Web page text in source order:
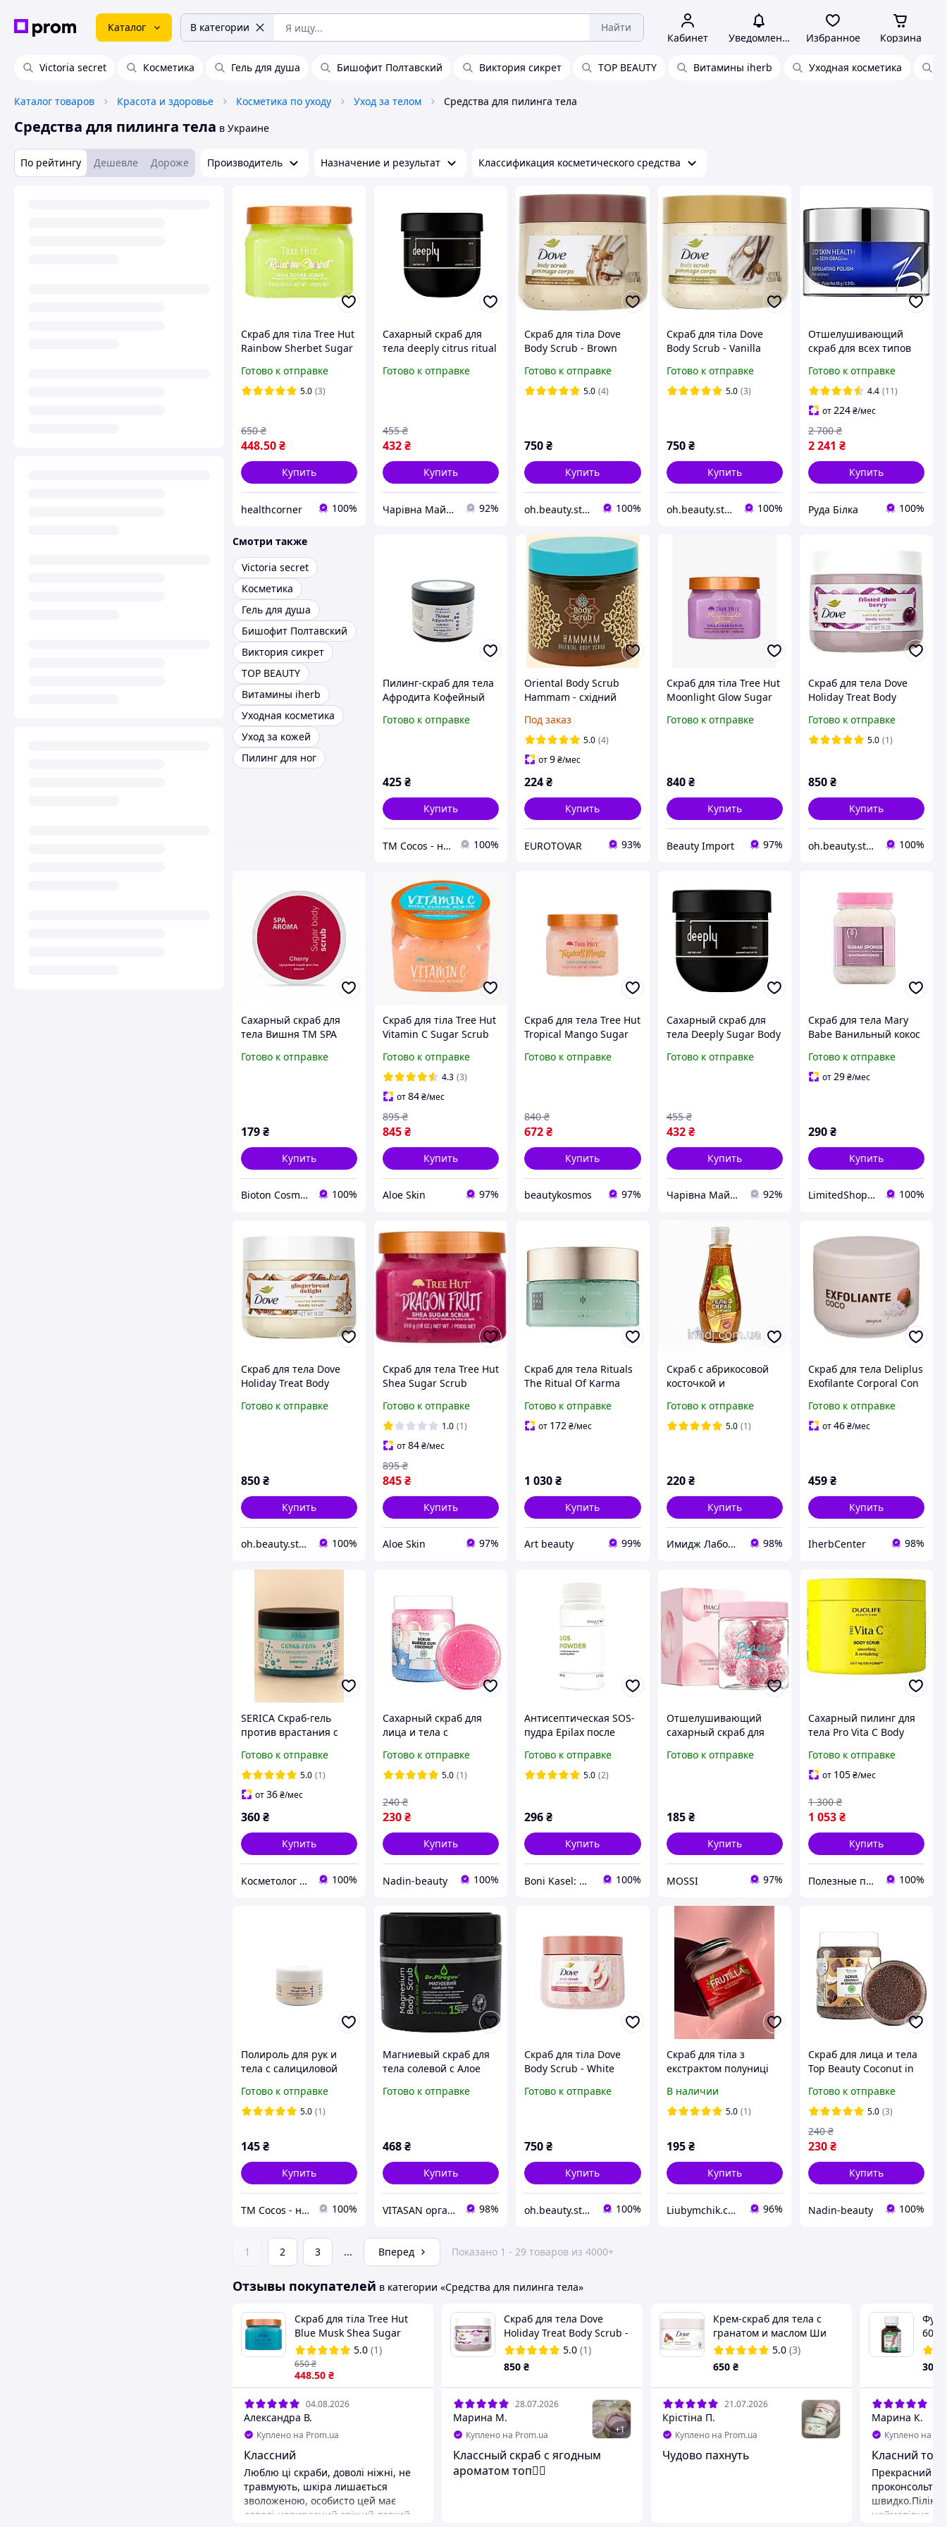
Каталог В категории Найти
Кабинет Уведомления Избранное Корзина
Victoria secret Косметика Гель для душа Бишофит Полтавский Виктория сикрет TOP BEAUTY Витамины iherb Уходная косметика
Каталог товаров Красота и здоровье Косметика по уходу Уход за телом Средства для пилинга тела
Средства для пилинга тела в Украине
По рейтингу Дешевле Дороже Производитель Назначение и результат Классификация косметического средства
Скраб для тіла Tree Hut
Rainbow Sherbet Sugar
Готово к отправке
5.0 (3)
448.50₴
650 ₴
Купить
healthcorner 100%
Сахарный скраб для
тела deeply citrus ritual
отшелушивания и
Готово к отправке
432₴
455 ₴
Купить
Чарівна Майстерня 92%
Скраб для тіла Dove
Body Scrub - Brown
Готово к отправке
5.0 (4)
750₴
Купить
oh.beauty.store 100%
Скраб для тіла Dove
Body Scrub - Vanilla
Готово к отправке
5.0 (3)
750 ₴
Купить
oh.beauty.store 100%
Отшелушивающий
скраб для всех типов
Exfoliating Polish 65 г ||
OBAGI
Готово к отправке
4.4 (11)
от224₴/мес
2 241 ₴
2 700 ₴
Купить
Руда Білка 100%
Смотри также
Victoria secret
Косметика
Гель для душа
Бишофит Полтавский
Виктория сикрет
TOP BEAUTY
Витамины iherb
Уходная косметика
Уход за кожей
Пилинг для ног
Пилинг-скраб для тела
Афродита Кофейный
для тела ТМ Cocos
Готово к отправке
425₴
Купить
ТМ Cocos - натуральная косметика и бытовая химия 100%
Oriental Body Scrub
Hammam - східний
очищення 500г
Под заказ
5.0 (4)
от9₴/мес
224₴
Купить
EUROTOVAR 93%
Скраб для тіла Tree Hut
Moonlight Glow Sugar
Готово к отправке
840 ₴
Купить
Beauty Import 97%
Скраб для тела Dove
Holiday Treat Body
Berry
Готово к отправке
5.0 (1)
850₴
Купить
oh.beauty.store 100%
Сахарный скраб для
тела Вишня ТМ SPA
Готово к отправке
179₴
Купить
Bioton Cosmetics 100%
Скраб для тіла Tree Hut
Vitamin C Sugar Scrub
Готово к отправке
4.3 (3)
от84₴/мес
845₴
895 ₴
Купить
Aloe Skin 97%
Скраб для тела Tree Hut
Tropical Mango Sugar
Готово к отправке
672₴
840 ₴
Купить
beautykosmos 97%
Сахарный скраб для
тела Deeply Sugar Body
250 мл
Готово к отправке
432 ₴
455 ₴
Купить
Чарівна Майстерня 92%
Скраб для тела Mary
Babe Ванильный кокос
Готово к отправке
от 29₴/мес
290₴
Купить
LimitedShop косметика,аксессуари, одежда и обувь 100%
Скраб для тела Dove
Holiday Treat Body
Delight
Готово к отправке
850₴
Купить
oh.beauty.store 100%
Скраб для тела Tree Hut
Shea Sugar Scrub
паста для омоложения
кожи 510 г
Готово к отправке
1.0 (1)
от84₴/мес
845₴
895 ₴
Купить
Aloe Skin 97%
Скраб для тела Rituals
The Ritual Of Karma
Готово к отправке
от 172₴/мес
1 030₴
Купить
Art beauty 99%
Скраб с абрикосовой
косточкой и
Готово к отправке
5.0 (1)
220 ₴
Купить
Имидж Лаборатория 98%
Скраб для тела Deliplus
Exofilante Corporal Con
Готово к отправке
от46₴/мес
459₴
Купить
IherbCenter 98%
SERICA Скраб-гель
против врастания с
350 мл
Готово к отправке
5.0 (1)
от36₴/мес
360₴
Купить
Косметолог сервис lemag.ua 100%
Сахарный скраб для
лица и тела с
Жвачка Top Beauty 250
мл
Готово к отправке
5.0 (1)
230₴
240 ₴
Купить
Nadin-beauty 100%
Антисептическая SOS-
пудра Epilax после
пилинга, 50 мл :)
Готово к отправке
5.0 (2)
296₴
Купить
Boni Kasel: интернет-магазин профессиональной косметики для депиляции та боди-арту 100%
Отшелушивающий
сахарный скраб для
экстрактом персика,
Готово к отправке
185 ₴
Купить
MOSSI 97%
Сахарный пилинг для
тела Pro Vita C Body
c витаминами красоты
200 мл
Готово к отправке
от 105₴/мес
1 053₴
1 300 ₴
Купить
Полезные продукты для поддержания красоты, здоровья и молодости! 100%
Полироль для рук и
тела с салициловой
Соляной скраб для
тела, Мягкий солевой
Готово к отправке
5.0 (1)
145₴
Купить
ТМ Cocos - натуральная косметика и бытовая химия 100%
Магниевый скраб для
тела солевой с Алое
Готово к отправке
468₴
Купить
VITASAN органічні препарати та косметика для здоров'я 98%
Скраб для тіла Dove
Body Scrub - White
Готово к отправке
750₴
Купить
oh.beauty.store 100%
Скраб для тіла з
екстрактом полуниці
В наличии
5.0 (1)
195 ₴
Купить
Liubymchik.com.ua 96%
Скраб для лица и тела
Top Beauty Coconut in
шоколада и кокосовым
маслом 250 мл
Готово к отправке
5.0 (3)
230₴
240 ₴
Купить
Nadin-beauty 100%
1 2 3 ... Вперед Показано 1 - 29 товаров из 4000+
Отзывы покупателей в категории «Средства для пилинга тела»
Скраб для тіла Tree Hut
Blue Musk Shea Sugar
Scrub, 510 g 5.0 (1)
448.50 ₴
650₴
04.08.2026
Александра В.
Куплено на Prom.ua
Классний
Люблю ці скраби, доволі ніжні, не
травмують, шкіра лишається
зволоженою, особисто цей має
доволі невиразний свіжий легкий
Скраб для тела Dove
Holiday Treat Body Scrub -
Frosted Plum Berry
5.0 (1)
850 ₴
28.07.2026
Марина М.
Куплено на Prom.ua +1
Классный скраб с ягодным
ароматом топ❤️‍🔥
Крем-скраб для тела с
гранатом и маслом Ши
Dove Creme-Dusch-Peeling
225 мл
5.0 (3)
650 ₴
21.07.2026
Крістіна П.
Куплено на Prom.ua
Чудово пахнуть
60
30
Марина К.
Куплено на
Класний
Прекрасний
неймовірно і